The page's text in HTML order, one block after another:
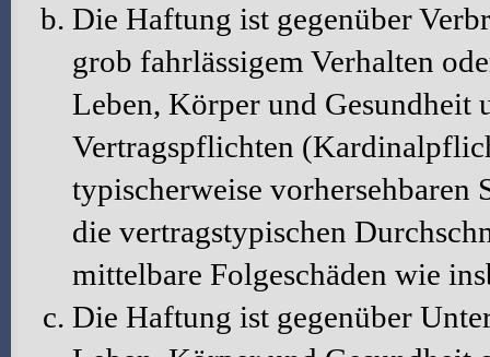
Die Haftung ist gegenüber
grob fahrlässigem Verhalten
Leben, Körper und Gesundheit
Vertragspflichten
typischerweise vorhersehbaren
die vertragstypischen
mittelbare Folgeschäden wie
Die Haftung ist gegenüber